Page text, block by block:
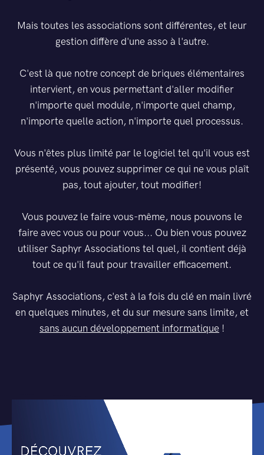
Mais toutes les associations sont différentes, et leur
gestion diffère d'une asso à l'autre.
C'est là que notre concept de briques élémentaires
intervient, en vous permettant d'aller modifier
n'importe quel module, n'importe quel champ,
n'importe quelle action, n'importe quel processus.
Vous n'êtes plus limité par le logiciel tel qu'il vous est
présenté, vous pouvez supprimer ce qui ne vous plaît
pas, tout ajouter, tout modifier!
Vous pouvez le faire vous-même, nous pouvons le
faire avec vous ou pour vous... Ou bien vous pouvez
utiliser Saphyr Associations tel quel, il contient déjà
tout ce qu'il faut pour travailler efficacement.
Saphyr Associations, c'est à la fois du clé en main livré
en quelques minutes, et du sur mesure sans limite, et
sans aucun développement informatique !